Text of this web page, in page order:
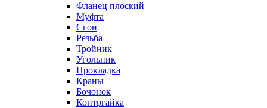
Фланец плоский
Муфта
Сгон
Резьба
Тройник
Угольник
Прокладка
Краны
Бочонок
Контргайка